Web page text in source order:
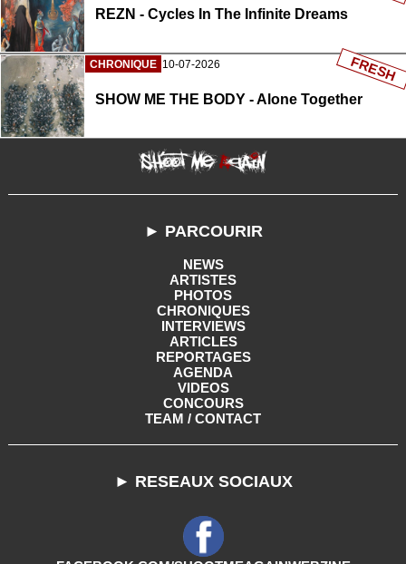
REZN - Cycles In The Infinite Dreams
CHRONIQUE 10-07-2026
SHOW ME THE BODY - Alone Together
FRESH
► PARCOURIR
NEWS
ARTISTES
PHOTOS
CHRONIQUES
INTERVIEWS
ARTICLES
REPORTAGES
AGENDA
VIDEOS
CONCOURS
TEAM / CONTACT
► RESEAUX SOCIAUX